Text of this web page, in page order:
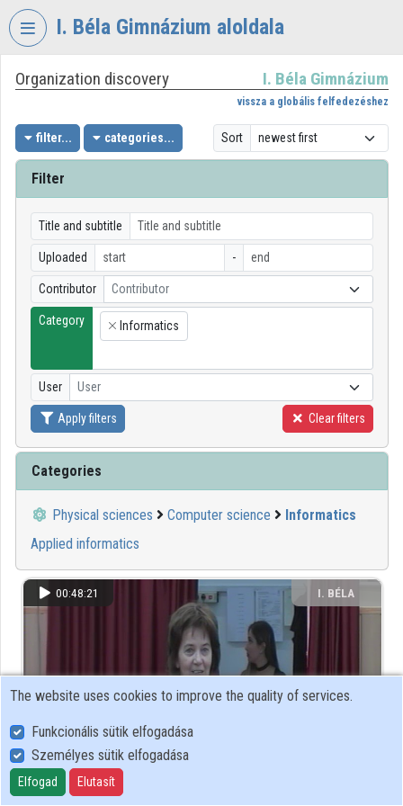
Skip header
I. Béla Gimnázium aloldala
VIDEOTORIUM
BÉLA
GIMNÁZIUM
Log In
Organization discovery
Categories
Organizations
Organization discovery I. Béla Gimnázium
vissza a globális felfedezéshez
filter... categories... Sort
Filter
Title and subtitle
Uploaded -
Contributor Contributor
Category
×
Informatics
User User
Apply filters Clear filters
Categories
Physical sciences Computer science
Informatics
Applied informatics
00:48:21
I. BÉLA
GIMNÁZIUM
13. Neumann Nemzetközi Tehetségkutató
The website uses cookies to improve the quality of services.
Funkcionális sütik elfogadása
Személyes sütik elfogadása
Elfogad Elutasít